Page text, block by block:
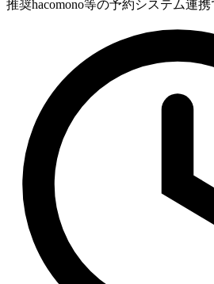
推奨hacomono等の予約システム連